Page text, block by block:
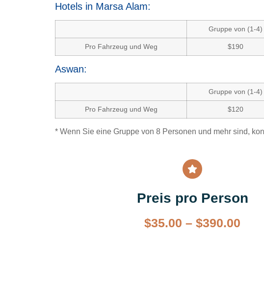
Hotels in Marsa Alam:
Gruppe von (1-4)
Pro Fahrzeug und Weg $190
Aswan:
Gruppe von (1-4)
Pro Fahrzeug und Weg $120
* Wenn Sie eine Gruppe von 8 Personen und mehr sind,
Preis pro Person
$35.00 – $390.00